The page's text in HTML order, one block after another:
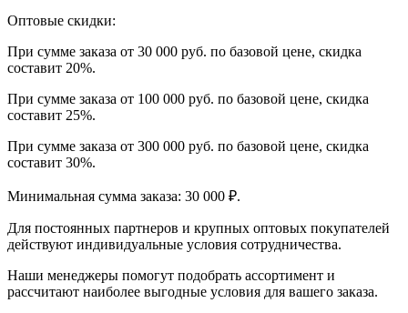
Оптовые скидки:
При сумме заказа от 30 000 руб. по базовой цене, скидка
составит 20%.
При сумме заказа от 100 000 руб. по базовой цене, скидка
составит 25%.
При сумме заказа от 300 000 руб. по базовой цене, скидка
составит 30%.
Минимальная сумма заказа: 30 000 ₽.
Для постоянных партнеров и крупных оптовых покупателей
действуют индивидуальные условия сотрудничества.
Наши менеджеры помогут подобрать ассортимент и
рассчитают наиболее выгодные условия для вашего заказа.